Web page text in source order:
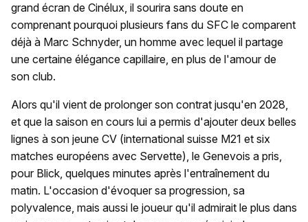
grand écran de Cinélux, il sourira sans doute en
comprenant pourquoi plusieurs fans du SFC le comparent
déjà à Marc Schnyder, un homme avec lequel il partage
une certaine élégance capillaire, en plus de l'amour de
son club.
Alors qu'il vient de prolonger son contrat jusqu'en 2028,
et que la saison en cours lui a permis d'ajouter deux belles
lignes à son jeune CV (international suisse M21 et six
matches européens avec Servette), le Genevois a pris,
pour Blick, quelques minutes après l'entraînement du
matin. L'occasion d'évoquer sa progression, sa
polyvalence, mais aussi le joueur qu'il admirait le plus dans